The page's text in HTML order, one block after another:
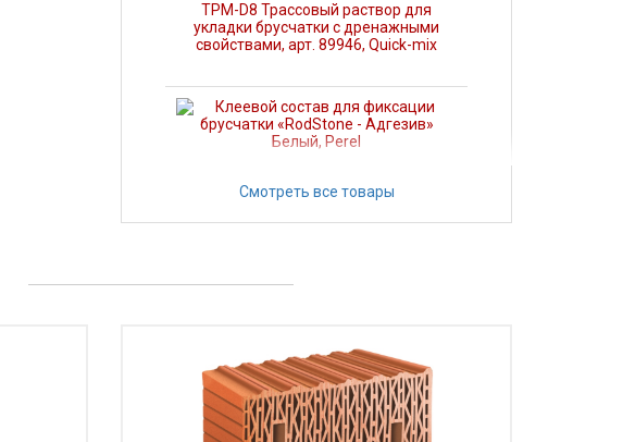
TPM-D8 Трассовый раствор для
укладки брусчатки с дренажными
свойствами, арт. 89946, Quick-mix
брусчатки «RodStone - Адгезив»
Смотреть все товары